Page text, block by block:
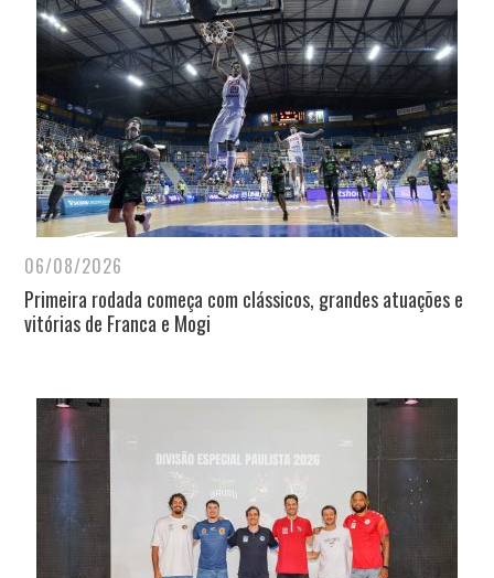
06/08/2026
Primeira rodada começa com clássicos, grandes atuações e
vitórias de Franca e Mogi